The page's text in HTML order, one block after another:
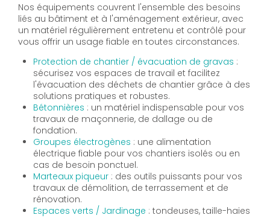
Nos équipements couvrent l'ensemble des besoins
liés au bâtiment et à l'aménagement extérieur, avec
un matériel régulièrement entretenu et contrôlé pour
vous offrir un usage fiable en toutes circonstances.
Protection de chantier / évacuation de gravas :
sécurisez vos espaces de travail et facilitez
l'évacuation des déchets de chantier grâce à des
solutions pratiques et robustes.
Bétonnières : un matériel indispensable pour vos
travaux de maçonnerie, de dallage ou de
fondation.
Groupes électrogènes : une alimentation
électrique fiable pour vos chantiers isolés ou en
cas de besoin ponctuel.
Marteaux piqueur : des outils puissants pour vos
travaux de démolition, de terrassement et de
rénovation.
Espaces verts / Jardinage : tondeuses, taille-haies